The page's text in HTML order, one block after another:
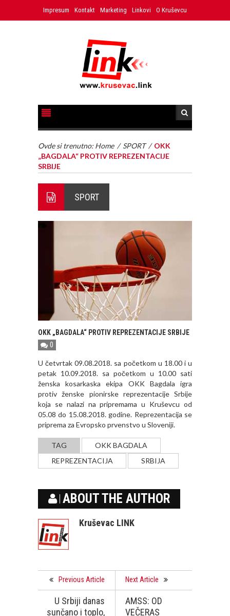
Impresum Kontakt Marketing Linkovi O Kruševcu
Ovde si trenutno: Home / SPORT / OKK
„BAGDALA“ PROTIV REPREZENTACIJE
SRBIJE
SPORT
OKK „BAGDALA“ PROTIV REPREZENTACIJE SRBIJE
0
U četvrtak 09.08.2018. sa početkom u 18.00 i u
petak 10.09.2018. sa početkom u 10.00 sati
ženska kosarkaska ekipa OKK Bagdala igra
protiv ženske pionirske reprezentacije Srbije
koja se nalazi na pripremama u Kruševcu od
05.08 do 15.08.2018. godine. Reprezentacija se
priprema za Evropsko prvenstvo u Sloveniji.
TAG
OKK BAGDALA
REPREZENTACIJA
SRBIJA
ABOUT THE AUTHOR
Kruševac LINK
Previous Article
U Srbiji danas
sunčano i toplo,
Next Article
AMSS: OD
VEČERAS